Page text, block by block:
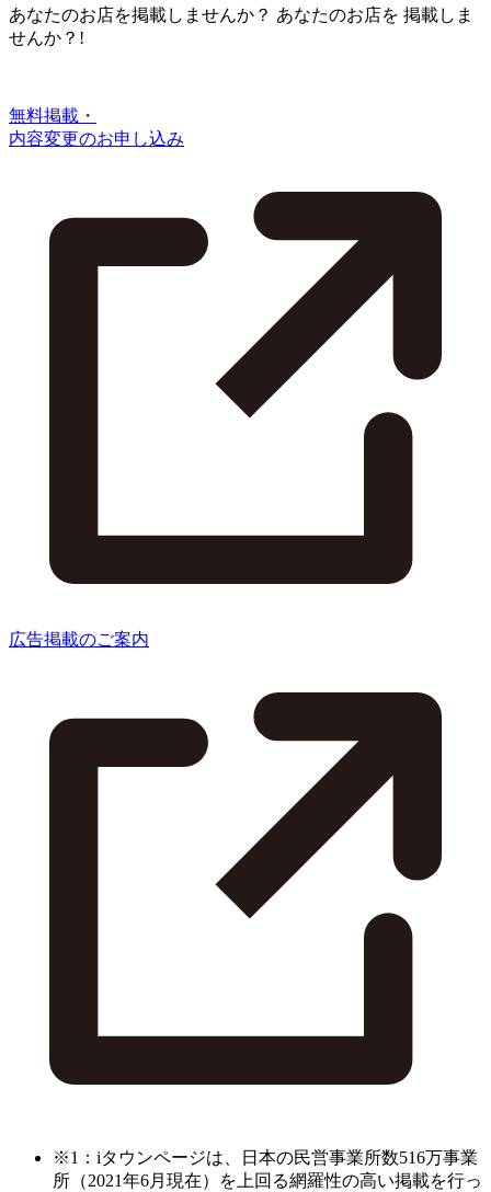
あなたのお店を掲載しませんか？ あなたのお店を 掲載しま
せんか？!
無料掲載・
内容変更のお申し込み
広告掲載のご案内
※1：iタウンページは、日本の民営事業所数516万事業
所（2021年6月現在）を上回る網羅性の高い掲載を行っ